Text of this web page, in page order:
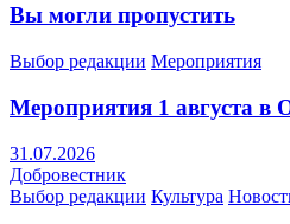
Вы могли пропустить
Выбор редакции Мероприятия
Мероприятия 1 августа в
31.07.2026
Добровестник
Выбор редакции Культура